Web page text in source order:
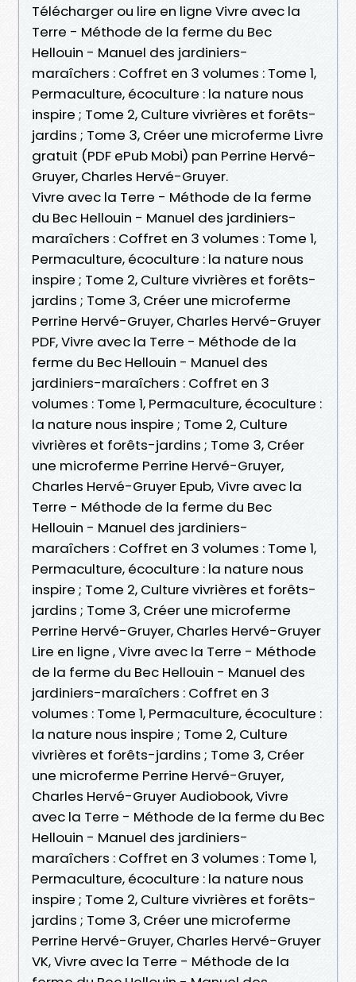
Télécharger ou lire en ligne Vivre avec la
Terre - Méthode de la ferme du Bec
Hellouin - Manuel des jardiniers-
maraîchers : Coffret en 3 volumes : Tome 1,
Permaculture, écoculture : la nature nous
inspire ; Tome 2, Culture vivrières et forêts-
jardins ; Tome 3, Créer une microferme Livre
gratuit (PDF ePub Mobi) pan Perrine Hervé-
Gruyer, Charles Hervé-Gruyer.
Vivre avec la Terre - Méthode de la ferme
du Bec Hellouin - Manuel des jardiniers-
maraîchers : Coffret en 3 volumes : Tome 1,
Permaculture, écoculture : la nature nous
inspire ; Tome 2, Culture vivrières et forêts-
jardins ; Tome 3, Créer une microferme
Perrine Hervé-Gruyer, Charles Hervé-Gruyer
PDF, Vivre avec la Terre - Méthode de la
ferme du Bec Hellouin - Manuel des
jardiniers-maraîchers : Coffret en 3
volumes : Tome 1, Permaculture, écoculture :
la nature nous inspire ; Tome 2, Culture
vivrières et forêts-jardins ; Tome 3, Créer
une microferme Perrine Hervé-Gruyer,
Charles Hervé-Gruyer Epub, Vivre avec la
Terre - Méthode de la ferme du Bec
Hellouin - Manuel des jardiniers-
maraîchers : Coffret en 3 volumes : Tome 1,
Permaculture, écoculture : la nature nous
inspire ; Tome 2, Culture vivrières et forêts-
jardins ; Tome 3, Créer une microferme
Perrine Hervé-Gruyer, Charles Hervé-Gruyer
Lire en ligne , Vivre avec la Terre - Méthode
de la ferme du Bec Hellouin - Manuel des
jardiniers-maraîchers : Coffret en 3
volumes : Tome 1, Permaculture, écoculture :
la nature nous inspire ; Tome 2, Culture
vivrières et forêts-jardins ; Tome 3, Créer
une microferme Perrine Hervé-Gruyer,
Charles Hervé-Gruyer Audiobook, Vivre
avec la Terre - Méthode de la ferme du Bec
Hellouin - Manuel des jardiniers-
maraîchers : Coffret en 3 volumes : Tome 1,
Permaculture, écoculture : la nature nous
inspire ; Tome 2, Culture vivrières et forêts-
jardins ; Tome 3, Créer une microferme
Perrine Hervé-Gruyer, Charles Hervé-Gruyer
VK, Vivre avec la Terre - Méthode de la